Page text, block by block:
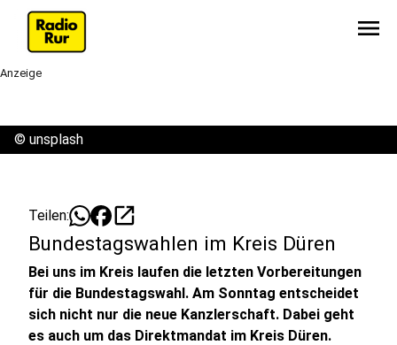
menu
Anzeige
© unsplash
Teilen: open_in_new
Bundestagswahlen im Kreis Düren
Bei uns im Kreis laufen die letzten Vorbereitungen
für die Bundestagswahl. Am Sonntag entscheidet
sich nicht nur die neue Kanzlerschaft. Dabei geht
es auch um das Direktmandat im Kreis Düren.